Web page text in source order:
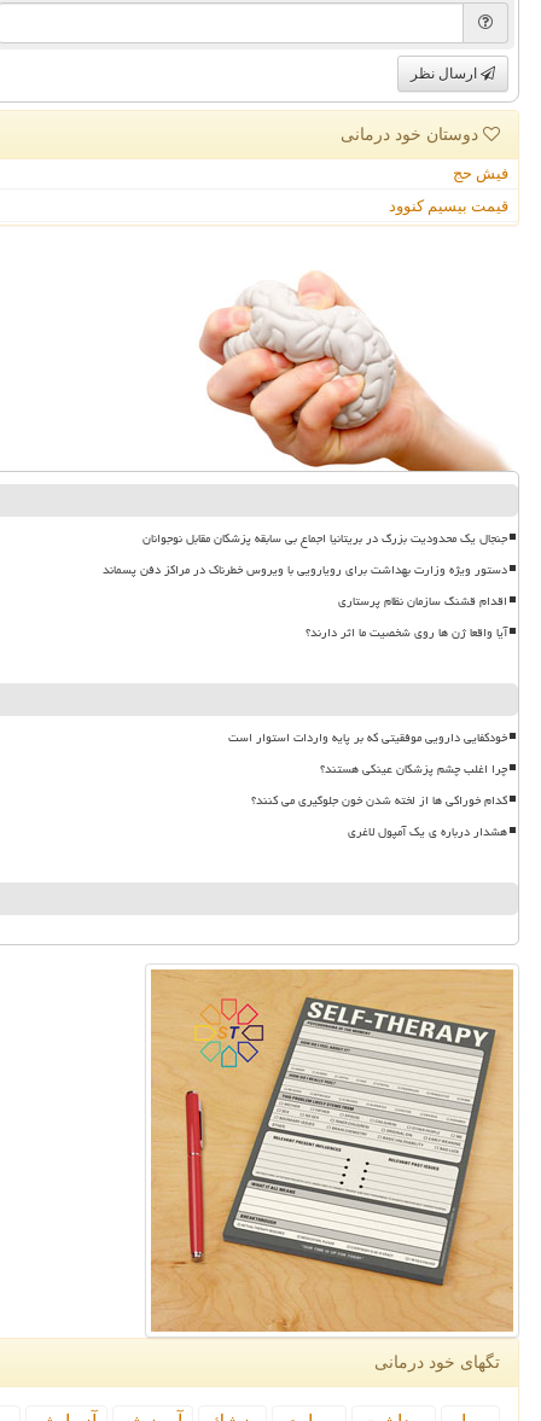
ارسال نظر
دوستان خود درمانی
فیش حج
قیمت بیسیم کنوود
جنجال یک محدودیت بزرگ در بریتانیا اجماع بی سابقه پزشکان مقابل نوجوانان
دستور ویژه وزارت بهداشت برای رویارویی با ویروس خطرناک در مراکز دفن پسماند
اقدام قشنگ سازمان نظام پرستاری
آیا واقعا ژن ها روی شخصیت ما اثر دارند؟
خودکفایی دارویی موفقیتی که بر پایه واردات استوار است
چرا اغلب چشم پزشکان عینکی هستند؟
کدام خوراکی ها از لخته شدن خون جلوگیری می کنند؟
هشدار درباره ی یک آمپول لاغری
تگهای خود درمانی